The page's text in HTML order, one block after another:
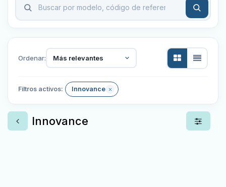
Ordenar: Más relevantes
Filtros activos: Innovance
Innovance